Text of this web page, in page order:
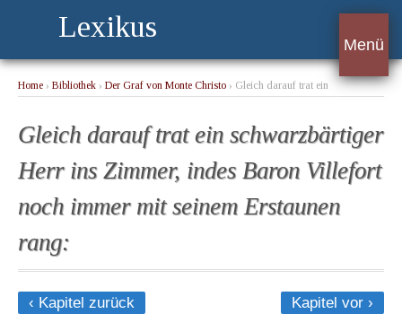
Lexikus
Menü
Home › Bibliothek › Der Graf von Monte Christo › Gleich darauf trat ein
Gleich darauf trat ein schwarzbärtiger
Herr ins Zimmer, indes Baron Villefort
noch immer mit seinem Erstaunen
rang:
‹ Kapitel zurück Kapitel vor ›